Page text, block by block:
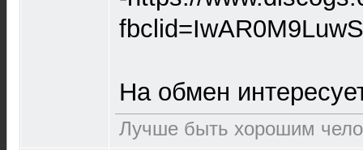
На обмен
Лучше быть хорошим